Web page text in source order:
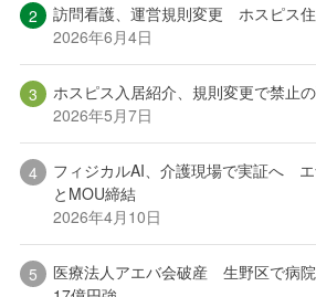
訪問看護、運営規則変更 ホスピス
2026年6月4日
ホスピス入居紹介、規則変更で禁止
2026年5月7日
フィジカルAI、介護現場で実証へ
とMOU締結
2026年4月10日
医療法人アエバ会破産 生野区で病